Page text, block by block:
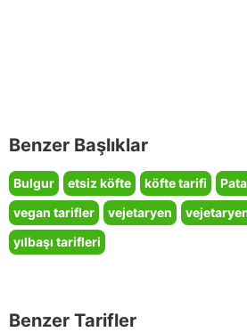
Benzer Başlıklar
Bulgur etsiz köfte köfte tarifi
vegan tarifler
vejetaryen
yılbaşı tarifleri
Benzer Tarifler